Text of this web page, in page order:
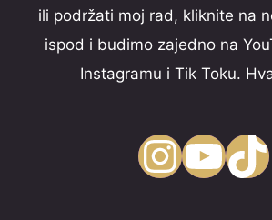
ili podržati moj rad, kliknite na
ispod i budimo zajedno na
Instagramu i Tik Toku.
InstagramYouTube TikTok